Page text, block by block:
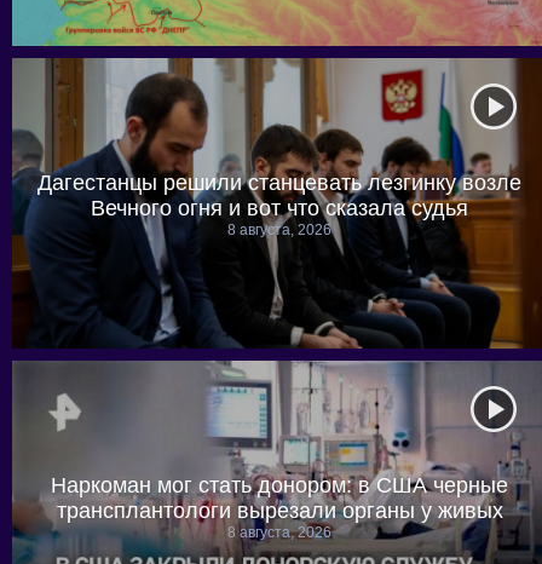
Дагестанцы решили станцевать лезгинку возле
Вечного огня и вот что сказала судья
8 августа, 2026
Наркоман мог стать донором: в США черные
трансплантологи вырезали органы у живых
8 августа, 2026